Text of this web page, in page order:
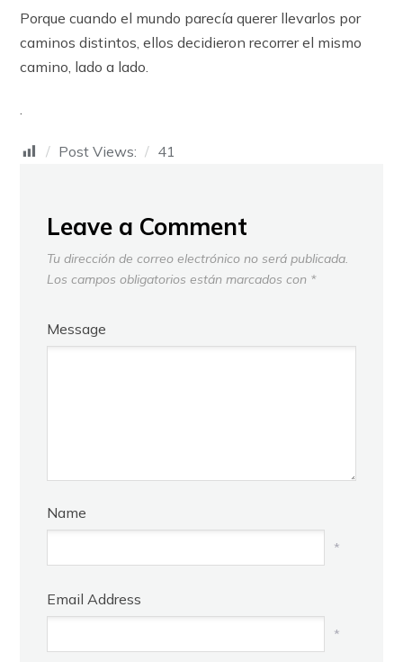
Porque cuando el mundo parecía querer llevarlos por
caminos distintos, ellos decidieron recorrer el mismo
camino, lado a lado.
.
Post Views: 41
Leave a Comment
Tu dirección de correo electrónico no será publicada.
Los campos obligatorios están marcados con *
Message
Name
*
Email Address
*